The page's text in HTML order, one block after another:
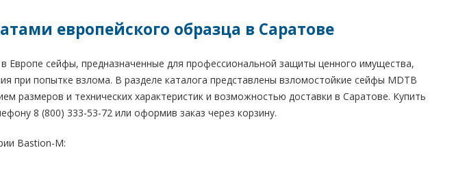
европейского образца в Саратове
Европе сейфы, предназначенные для профессиональной защиты ценного имущества,
при попытке взлома. В разделе каталога представлены взломостойкие сейфы MDTB
размеров и технических характеристик и возможностью доставки в Саратове. Купить
8 (800) 333-53-72 или оформив заказ через корзину.
Bastion-M: